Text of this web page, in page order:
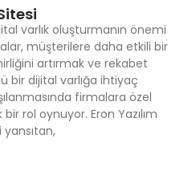
varlık oluşturmanın önemi
müşterilere daha etkili bir
artırmak ve rekabet
bir dijital varlığa ihtiyaç
firmalara özel
rol oynuyor. Eron Yazılım